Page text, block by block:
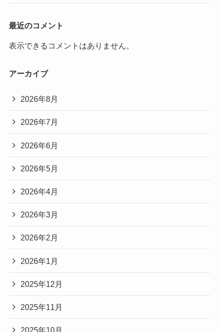
最近のコメント
表示できるコメントはありません。
アーカイブ
2026年8月
2026年7月
2026年6月
2026年5月
2026年4月
2026年3月
2026年2月
2026年1月
2025年12月
2025年11月
2025年10月